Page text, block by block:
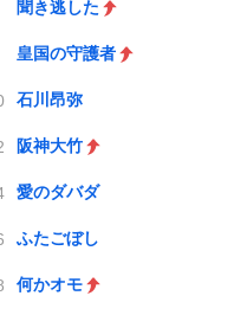
聞き逃した
皇国の守護者
石川昂弥
阪神大竹
愛のダバダ
ふたごぼし
何かオモ